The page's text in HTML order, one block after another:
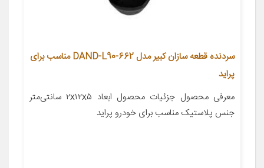
سردنده قطعه سازان کبیر مدل DAND-L90-662 مناسب برای
پراید
معرفی محصول جزئیات محصول ابعاد ۲x۱۲x۵ سانتی‌متر
جنس پلاستیک مناسب برای خودرو پراید